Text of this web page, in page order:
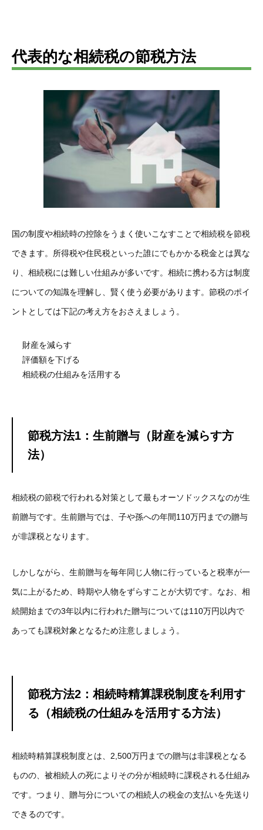
代表的な相続税の節税方法
国の制度や相続時の控除をうまく使いこなすことで相続税を節税
できます。所得税や住民税といった誰にでもかかる税金とは異な
り、相続税には難しい仕組みが多いです。相続に携わる方は制度
についての知識を理解し、賢く使う必要があります。節税のポイ
ントとしては下記の考え方をおさえましょう。
財産を減らす
評価額を下げる
相続税の仕組みを活用する
節税方法1：生前贈与（財産を減らす方
法）
相続税の節税で行われる対策として最もオーソドックスなのが生
前贈与です。生前贈与では、子や孫への年間110万円までの贈与
が非課税となります。
しかしながら、生前贈与を毎年同じ人物に行っていると税率が一
気に上がるため、時期や人物をずらすことが大切です。なお、相
続開始までの3年以内に行われた贈与については110万円以内で
あっても課税対象となるため注意しましょう。
節税方法2：相続時精算課税制度を利用す
る（相続税の仕組みを活用する方法）
相続時精算課税制度とは、2,500万円までの贈与は非課税となる
ものの、被相続人の死によりその分が相続時に課税される仕組み
です。つまり、贈与分についての相続人の税金の支払いを先送り
できるのです。